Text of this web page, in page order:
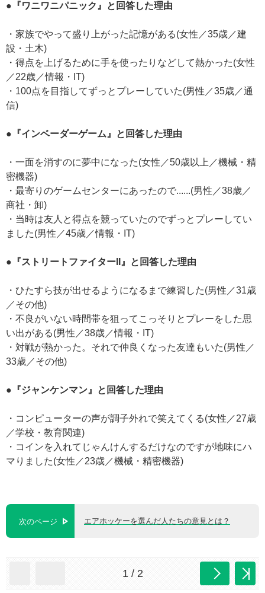
●『ワニワニパニック』と回答した理由
・家族でやって盛り上がった記憶がある(女性／35歳／建
設・土木)
・得点を上げるために手を使ったりなどして熱かった(女性
／22歳／情報・IT)
・100点を目指してずっとプレーしていた(男性／35歳／通
信)
●『インベーダーゲーム』と回答した理由
・一面を消すのに夢中になった(女性／50歳以上／機械・精
密機器)
・最寄りのゲームセンターにあったので......(男性／38歳／
商社・卸)
・当時は友人と得点を競っていたのでずっとプレーしてい
ました(男性／45歳／情報・IT)
●『ストリートファイターII』と回答した理由
・ひたすら技が出せるようになるまで練習した(男性／31歳
／その他)
・不良がいない時間帯を狙ってこっそりとプレーをした思
い出がある(男性／38歳／情報・IT)
・対戦が熱かった。それで仲良くなった友達もいた(男性／
33歳／その他)
●『ジャンケンマン』と回答した理由
・コンピューターの声が調子外れで笑えてくる(女性／27歳
／学校・教育関連)
・コインを入れてじゃんけんするだけなのですが地味にハ
マりました(女性／23歳／機械・精密機器)
次のページ エアホッケーを選んだ人たちの意見とは？
1 / 2